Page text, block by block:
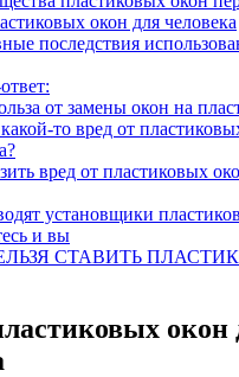
окон для человека
последствия
от замены окон на
то вред от
вред от пластиковых
установщики
и вы
СТАВИТЬ
окон